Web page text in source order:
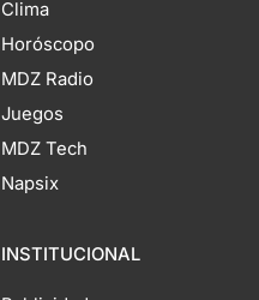
Clima
Horóscopo
MDZ Radio
Juegos
MDZ Tech
Napsix
INSTITUCIONAL